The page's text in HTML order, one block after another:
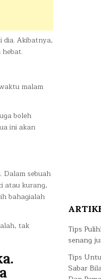
dia. Akibatnya,
malam
boleh
ini akan
sebuah
atau kurang,
bahagialah
tak
Tips
senang
Tips
Sabar